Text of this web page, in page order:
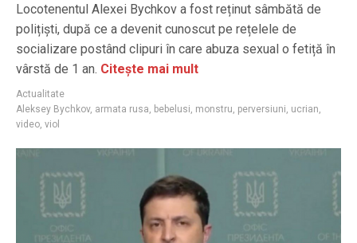
Locotenentul Alexei Bychkov a fost reținut sâmbătă de
polițiști, după ce a devenit cunoscut pe rețelele de
socializare postând clipuri în care abuza sexual o fetiță în
vârstă de 1 an. Citește mai mult
Actualitate
Aleksey Bychkov, armata rusa bebelusi monstru perversiuni ucrian
video viol